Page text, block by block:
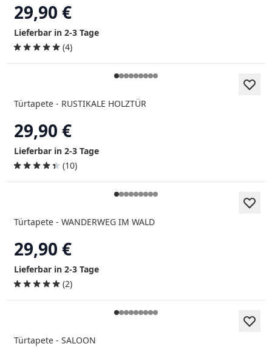
29,90 €
Lieferbar in 2-3 Tage
(4)
Türtapete - RUSTIKALE HOLZTÜR
29,90 €
Lieferbar in 2-3 Tage
(10)
Türtapete - WANDERWEG IM WALD
29,90 €
Lieferbar in 2-3 Tage
(2)
Türtapete - SALOON